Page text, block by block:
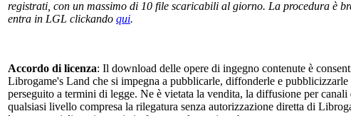
registrati, con un massimo di 10 file scaricabili al giorno. La procedura è
entra in LGL clickando qui.
Accordo di licenza: Il download delle opere di ingegno contenute è
Librogame's Land che si impegna a pubblicarle, diffonderle e
perseguito a termini di legge. Ne è vietata la vendita, la diffusione per
qualsiasi livello compresa la rilegatura senza autorizzazione diretta di